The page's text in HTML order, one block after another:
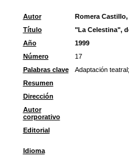
Autor
Romera
Título
"La Celestina",
Año
1999
Número
17
Palabras clave
Adaptación teatral;
Resumen
Dirección
Autor
corporativo
Editorial
Idioma